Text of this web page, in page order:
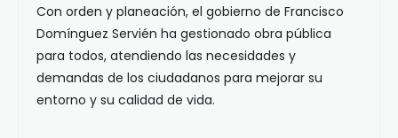
Con orden y planeación, el gobierno de Francisco
Domínguez Servién ha gestionado obra pública
para todos, atendiendo las necesidades y
demandas de los ciudadanos para mejorar su
entorno y su calidad de vida.